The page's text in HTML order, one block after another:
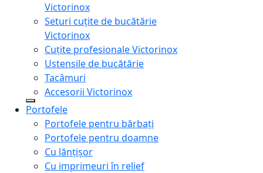
Victorinox
Seturi cuțite de bucătărie
Victorinox
Cuțite profesionale Victorinox
Ustensile de bucătărie
Tacâmuri
Accesorii Victorinox
Portofele
Portofele pentru bărbați
Portofele pentru doamne
Cu lănțișor
Cu imprimeuri în relief